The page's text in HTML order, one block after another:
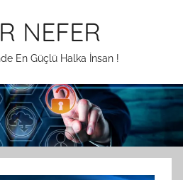
NEFER
En Güçlü Halka İnsan !